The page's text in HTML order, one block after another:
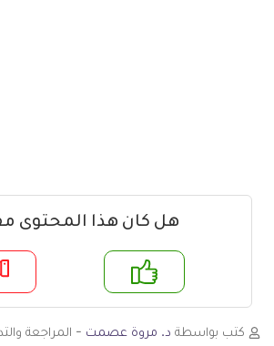
هل كان هذا المحتوى
لا
كتب بواسطة د. مروة عصمت - المراجعة